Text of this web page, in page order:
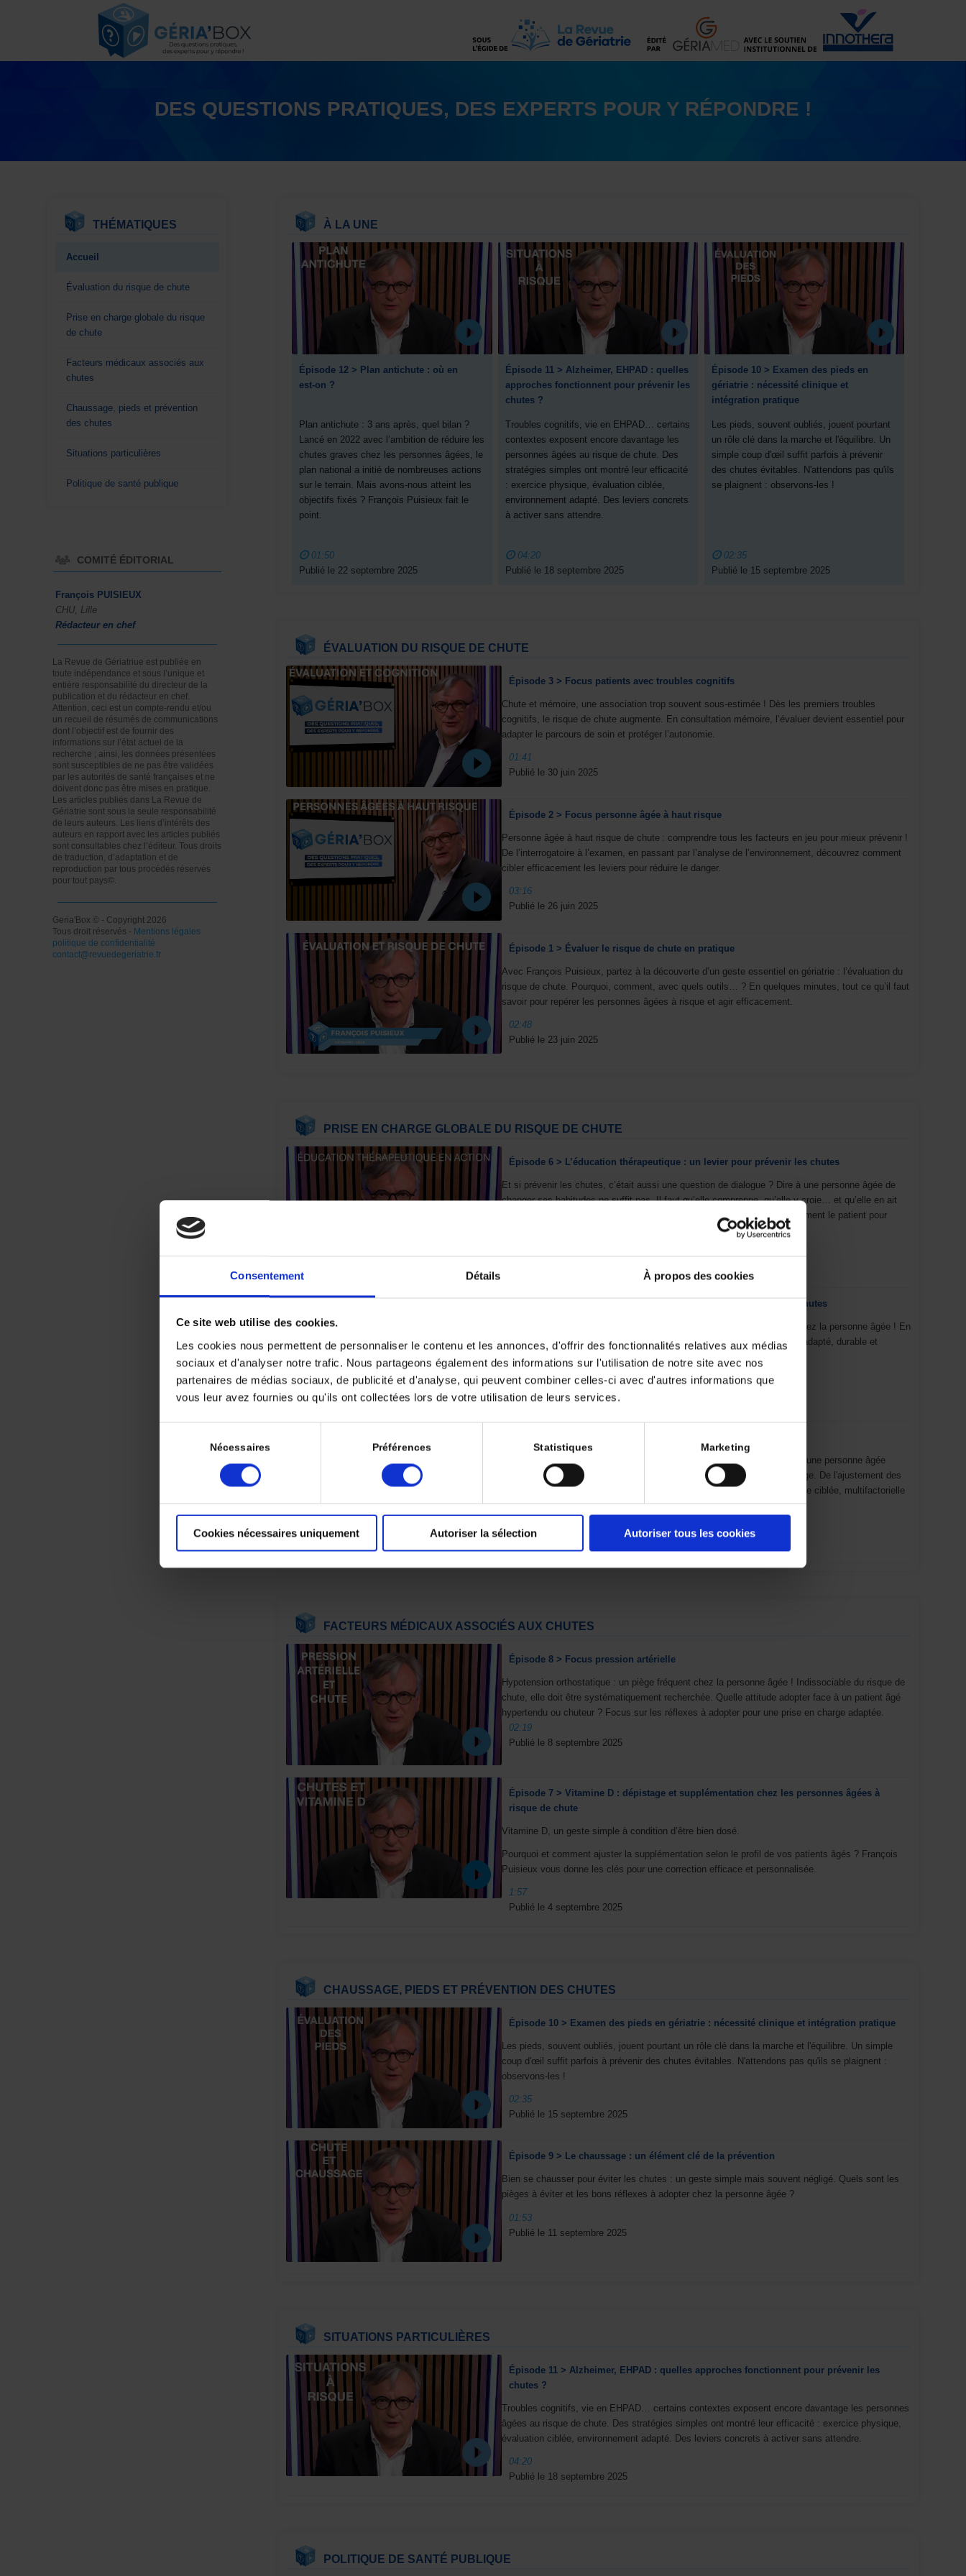
Consentement Détails À propos des cookies
Ce site web utilise des cookies.
Les cookies nous permettent de personnaliser le contenu et les annonces, d'offrir des fonctionnalités relatives aux médias
sociaux et d'analyser notre trafic. Nous partageons également des informations sur l'utilisation de notre site avec nos
partenaires de médias sociaux, de publicité et d'analyse, qui peuvent combiner celles-ci avec d'autres informations que
vous leur avez fournies ou qu'ils ont collectées lors de votre utilisation de leurs services.
consentement
Nécessaires Préférences Statistiques Marketing
Cookies nécessaires uniquement Autoriser la sélection Autoriser tous les cookies
DES QUESTIONS PRATIQUES, DES EXPERTS POUR Y RÉPONDRE !
THÉMATIQUES
Accueil
Évaluation du risque de chute
Prise en charge globale du risque
de chute
Facteurs médicaux associés aux
chutes
Chaussage, pieds et prévention
des chutes
Situations particulières
Politique de santé publique
COMITÉ ÉDITORIAL
François PUISIEUX
CHU, Lille
Rédacteur en chef
La Revue de Gériatriue est publiée en
toute indépendance et sous l’unique et
entière responsabilité du directeur de la
publication et du rédacteur en chef.
Attention, ceci est un compte-rendu et/ou
un recueil de résumés de communications
dont l’objectif est de fournir des
informations sur l’état actuel de la
recherche ; ainsi, les données présentées
sont susceptibles de ne pas être validées
par les autorités de santé françaises et ne
doivent donc pas être mises en pratique.
Les articles publiés dans La Revue de
Gériatrie sont sous la seule responsabilité
de leurs auteurs. Les liens d’intérêts des
auteurs en rapport avec les articles publiés
sont consultables chez l’éditeur. Tous droits
de traduction, d’adaptation et de
reproduction par tous procédés réservés
pour tout pays©.
Geria'Box © - Copyright 2026
Tous droit réservés - Mentions légales
politique de confidentialité
contact@revuedegeriatrie.fr
À LA UNE
Épisode 12 > Plan antichute : où en
est‑on ?
Plan antichute : 3 ans après, quel bilan ?
Lancé en 2022 avec l’ambition de réduire les
chutes graves chez les personnes âgées, le
plan national a initié de nombreuses actions
sur le terrain. Mais avons-nous atteint les
objectifs fixés ? François Puisieux fait le
point.
01:50
Publié le 22 septembre 2025
Épisode 11 > Alzheimer, EHPAD : quelles
approches fonctionnent pour prévenir les
chutes ?
Troubles cognitifs, vie en EHPAD… certains
contextes exposent encore davantage les
personnes âgées au risque de chute. Des
stratégies simples ont montré leur efficacité
: exercice physique, évaluation ciblée,
environnement adapté. Des leviers concrets
à activer sans attendre.
04:20
Publié le 18 septembre 2025
Épisode 10 > Examen des pieds en
gériatrie : nécessité clinique et
intégration pratique
Les pieds, souvent oubliés, jouent pourtant
un rôle clé dans la marche et l'équilibre. Un
simple coup d'œil suffit parfois à prévenir
des chutes évitables. N'attendons pas qu'ils
se plaignent : observons-les !
02:35
Publié le 15 septembre 2025
ÉVALUATION DU RISQUE DE CHUTE
Épisode 3 > Focus patients avec troubles cognitifs
Chute et mémoire, une association trop souvent sous-estimée ! Dès les premiers troubles
cognitifs, le risque de chute augmente. En consultation mémoire, l’évaluer devient essentiel pour
adapter le parcours de soin et protéger l’autonomie.
01:41
Publié le 30 juin 2025
Épisode 2 > Focus personne âgée à haut risque
Personne âgée à haut risque de chute : comprendre tous les facteurs en jeu pour mieux prévenir !
De l’interrogatoire à l’examen, en passant par l’analyse de l’environnement, découvrez comment
cibler efficacement les leviers pour réduire le danger.
03:16
Publié le 26 juin 2025
Épisode 1 > Évaluer le risque de chute en pratique
Avec François Puisieux, partez à la découverte d’un geste essentiel en gériatrie : l’évaluation du
risque de chute. Pourquoi, comment, avec quels outils… ? En quelques minutes, tout ce qu’il faut
savoir pour repérer les personnes âgées à risque et agir efficacement.
02:48
Publié le 23 juin 2025
PRISE EN CHARGE GLOBALE DU RISQUE DE CHUTE
Épisode 6 > L’éducation thérapeutique : un levier pour prévenir les chutes
Et si prévenir les chutes, c’était aussi une question de dialogue ? Dire à une personne âgée de
changer ses habitudes ne suffit pas. Il faut qu’elle comprenne, qu’elle y croie… et qu’elle en ait
envie ! C’est là que l’éducation thérapeutique entre en jeu : impliquer vraiment le patient pour
02:15
Épisode 5 > L’exercice physique au service de la prévention des chutes
L’activité physique est un outil essentiel pour limiter le risque de chute chez la personne âgée ! En
combinant équilibre, force et endurance, il s’agit de créer un programme adapté, durable et
motivant, pour renforcer la sécurité au quotidien.
02:28
Publié le 7 juillet 2025
Patient à haut risque de chute : passer de l’évaluation à l’action ! Face à une personne âgée
exposée, il ne suffit pas de constater le risque : il faut le prendre en charge. De l'ajustement des
traitements à la remise en mouvement, découvrez les clés d'une approche ciblée, multifactorielle
et recommandée.
01:58
FACTEURS MÉDICAUX ASSOCIÉS AUX CHUTES
Épisode 8 > Focus pression artérielle
Hypotension orthostatique : un piège fréquent chez la personne âgée ! Indissociable du risque de
chute, elle doit être systématiquement recherchée. Quelle attitude adopter face à un patient âgé
hypertendu ou chuteur ? Focus sur les réflexes à adopter pour une prise en charge adaptée.
02:19
Publié le 8 septembre 2025
Épisode 7 > Vitamine D : dépistage et supplémentation chez les personnes âgées à
risque de chute
Vitamine D, un geste simple à condition d’être bien dosé.
Pourquoi et comment ajuster la supplémentation selon le profil de vos patients âgés ? François
Puisieux vous donne les clés pour une correction efficace et personnalisée.
1:57
Publié le 4 septembre 2025
CHAUSSAGE, PIEDS ET PRÉVENTION DES CHUTES
Épisode 10 > Examen des pieds en gériatrie : nécessité clinique et intégration pratique
Les pieds, souvent oubliés, jouent pourtant un rôle clé dans la marche et l'équilibre. Un simple
coup d'œil suffit parfois à prévenir des chutes évitables. N'attendons pas qu'ils se plaignent :
observons-les !
02:35
Publié le 15 septembre 2025
Épisode 9 > Le chaussage : un élément clé de la prévention
Bien se chausser pour éviter les chutes : un geste simple mais souvent négligé. Quels sont les
pièges à éviter et les bons réflexes à adopter chez la personne âgée ?
01:53
Publié le 11 septembre 2025
SITUATIONS PARTICULIÈRES
Épisode 11 > Alzheimer, EHPAD : quelles approches fonctionnent pour prévenir les
chutes ?
Troubles cognitifs, vie en EHPAD… certains contextes exposent encore davantage les personnes
âgées au risque de chute. Des stratégies simples ont montré leur efficacité : exercice physique,
évaluation ciblée, environnement adapté. Des leviers concrets à activer sans attendre.
04:20
Publié le 18 septembre 2025
POLITIQUE DE SANTÉ PUBLIQUE